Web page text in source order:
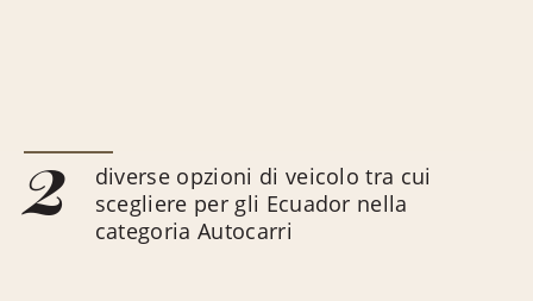
2
diverse opzioni di veicolo tra cui
scegliere per gli Ecuador nella
categoria Autocarri